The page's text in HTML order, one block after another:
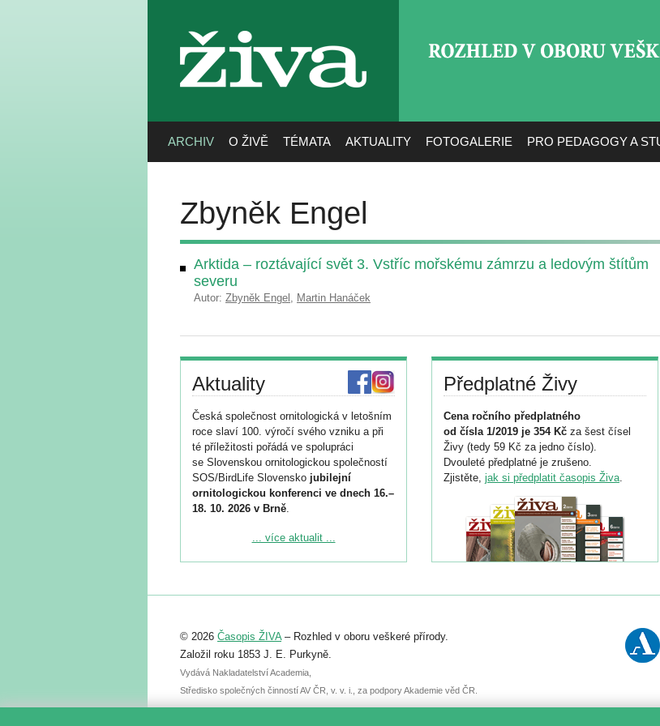
živa
ARCHIV O ŽIVĚ TÉMATA AKTUALITY FOTOGALERIE PRO PEDAGOGY A
Zbyněk Engel
Arktida – roztávající svět 3. Vstříc mořskému zámrzu a ledovým štítům
severu
Autor: Zbyněk Engel , Martin Hanáček
Aktuality
Česká společnost ornitologická v letošním
roce slaví 100. výročí svého vzniku a při
té příležitosti pořádá ve spolupráci
se Slovenskou ornitologickou společností
SOS/BirdLife Slovensko jubilejní
ornitologickou konferenci ve dnech 16.–
18. 10. 2026 v Brně.
Podrobnější informace ke konferenci
Registrovat se můžete do 6. září.
abstraktu přihlášené přednášky nebo
posteru je už 30. června.
... více aktualit ...
Předplatné Živy
Cena ročního předplatného
od čísla 1/2019 je 354 Kč za šest čísel
Živy (tedy 59 Kč za jedno číslo).
Dvouleté předplatné je zrušeno.
Zjistěte, jak si předplatit časopis Živa.
© 2026 Časopis ŽIVA– Rozhled v oboru veškeré přírody.
Založil roku 1853 J. E. Purkyně.
Vydává Nakladatelství Academia,
Středisko společných činností AV ČR, v. v. i., za podpory Akademie věd ČR.